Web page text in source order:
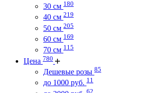
30 см 180
40 см 219
50 см 205
60 см 169
70 см 115
Цена 780
Дешевые розы 85
до 1000 руб. 11
62